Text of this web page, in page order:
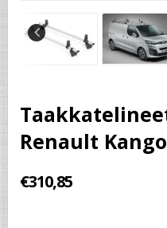
Renault
€310,85